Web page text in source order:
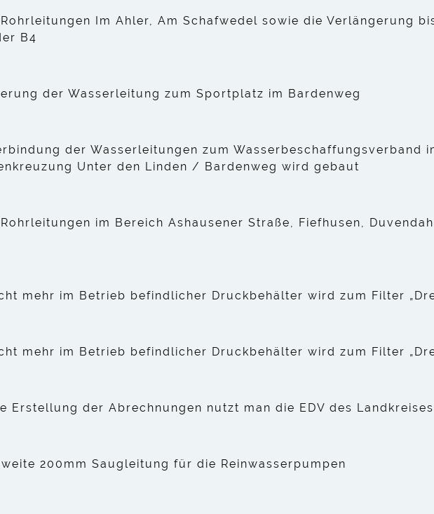
Im Ahler, Am Schafwedel sowie die Verlängerung
B4
der Wasserleitung zum Sportplatz im Bardenweg
der Wasserleitungen zum Wasserbeschaffungsverband
Unter den Linden / Bardenweg wird gebaut
im Bereich Ashausener Straße, Fiefhusen,
mehr im Betrieb befindlicher Druckbehälter wird zum Filter
mehr im Betrieb befindlicher Druckbehälter wird zum Filter
Erstellung der Abrechnungen nutzt man die EDV des Landkreises
200mm Saugleitung für die Reinwasserpumpen